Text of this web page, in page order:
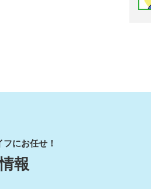
にお任せ！
報